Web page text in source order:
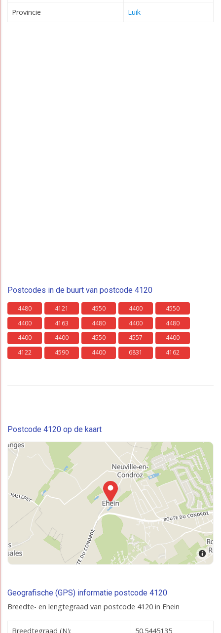
Provincie Luik
Postcodes in de buurt van postcode 4120
4480 4121 4550 4400
4550
4400
4163 4480 4400
4480
4400
4400 4550 4557
4400
4122
4590 4400 6831 4162
Postcode 4120 op de kaart
Geografische (GPS) informatie postcode 4120
Breedte- en lengtegraad van postcode 4120 in Ehein
Breedtegraad (N): 50.5445135